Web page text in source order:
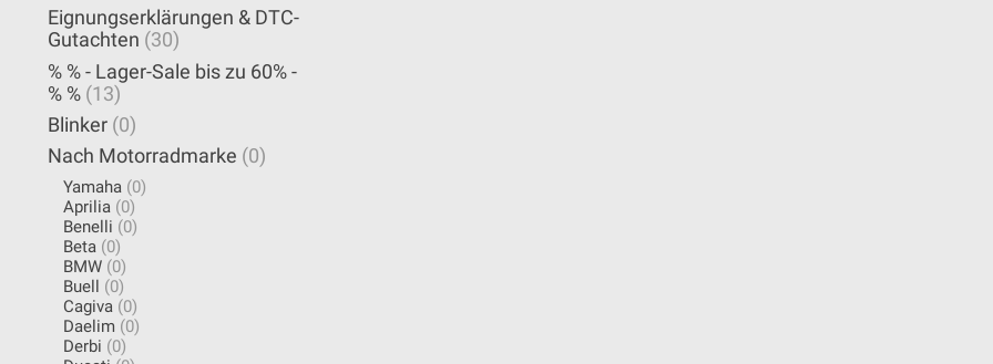
Eignungserklärungen & DTC-
Gutachten (30)
% % - Lager-Sale bis zu 60% -
% % (13)
Blinker (0)
Nach Motorradmarke (0)
Yamaha (0)
Aprilia (0)
Benelli (0)
Beta (0)
BMW (0)
Buell
(0)
Cagiva (0)
Daelim (0)
Derbi (0)